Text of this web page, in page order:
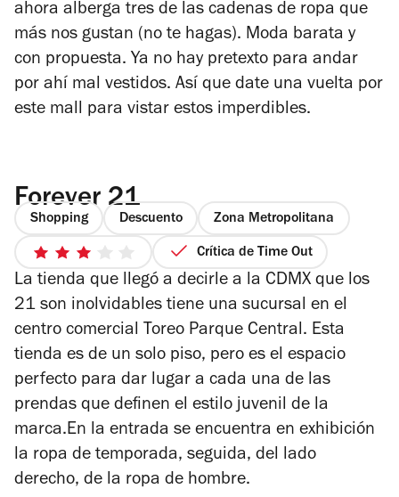
ahora alberga tres de las cadenas de ropa que
más nos gustan (no te hagas). Moda barata y
con propuesta. Ya no hay pretexto para andar
por ahí mal vestidos. Así que date una vuelta por
este mall para vistar estos imperdibles.
Forever 21
Shopping Descuento Zona Metropolitana
3
de
5
estrellas
Crítica de Time Out
La tienda que llegó a decirle a la CDMX que los
21 son inolvidables tiene una sucursal en el
centro comercial Toreo Parque Central. Esta
tienda es de un solo piso, pero es el espacio
perfecto para dar lugar a cada una de las
prendas que definen el estilo juvenil de la
marca.En la entrada se encuentra en exhibición
la ropa de temporada, seguida, del lado
derecho, de la ropa de hombre.